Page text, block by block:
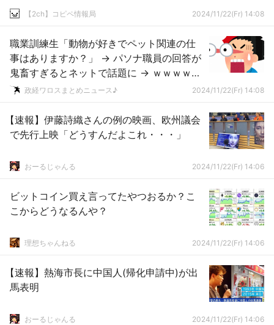
【2ch】コピペ情報局 2024/11/22(Fr) 14:08
職業訓練生「動物が好きでペット関連の仕
事はありますか？」 → パソナ職員の回答が
鬼畜すぎるとネットで話題に → ｗｗｗｗｗ
ｗｗｗｗｗｗｗｗｗｗｗｗｗｗｗｗ
政経ワロスまとめニュース♪ 2024/11/22(Fr) 14:08
【速報】伊藤詩織さんの例の映画、欧州議会
で先行上映「どうすんだよこれ・・・」
おーるじゃんる 2024/11/22(Fr) 14:06
ビットコイン買え言ってたやつおるか？こ
こからどうなるんや？
理想ちゃんねる 2024/11/22(Fr) 14:06
【速報】熱海市長に中国人(帰化申請中)が出
馬表明
おーるじゃんる 2024/11/22(Fr) 14:06